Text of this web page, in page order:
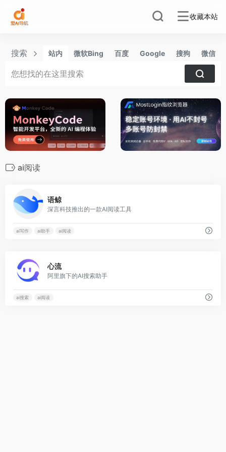
收藏本站
搜索 站内 微软Bing 百度 Google 搜狗 微信
ai阅读
语鲸
深言科技推出的一款AI阅读工具
ai写作 ai助手 ai阅读
心流
阿里旗下的AI搜索助手
ai搜索 ai阅读